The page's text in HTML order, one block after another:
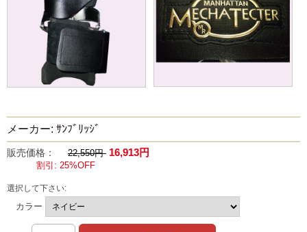
メーカー: ｻﾝﾌﾞﾘｯｼﾞ
販売価格： 22,550円 16,913円
割引: 25%OFF
選択して下さい:
カラー